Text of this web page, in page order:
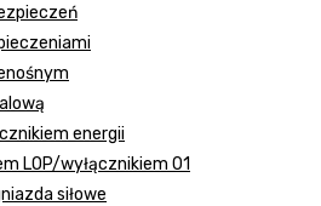
energii
LOP/wyłącznikiem 01
siłowe